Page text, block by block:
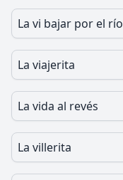
La vi bajar por el río
La viajerita
La vida al revés
La villerita